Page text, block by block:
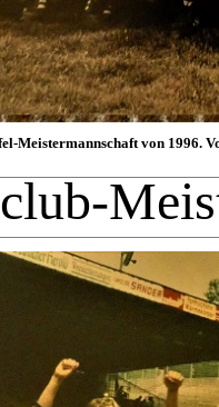
Meistermannschaft von 1996.